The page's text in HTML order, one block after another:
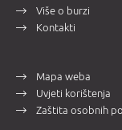
Više o burzi
Kontakti
Mapa weba
Uvjeti korištenja
Zaštita osobnih